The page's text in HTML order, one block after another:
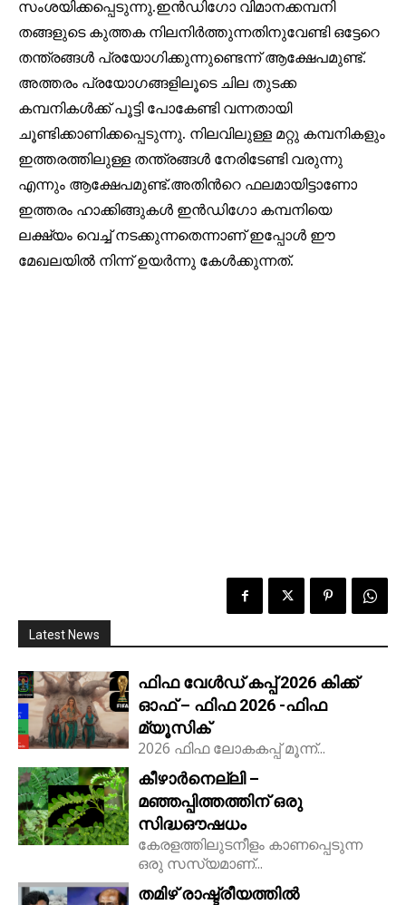
സംശയിക്കപ്പെടുന്നു.ഇൻഡിഗോ വിമാനക്കമ്പനി
തങ്ങളുടെ കുത്തക നിലനിർത്തുന്നതിനുവേണ്ടി ഒട്ടേറെ
തന്ത്രങ്ങൾ പ്രയോഗിക്കുന്നുണ്ടെന്ന് ആക്ഷേപമുണ്ട്.
അത്തരം പ്രയോഗങ്ങളിലൂടെ ചില തുടക്ക
കമ്പനികൾക്ക് പൂട്ടി പോകേണ്ടി വന്നതായി
ചൂണ്ടിക്കാണിക്കപ്പെടുന്നു. നിലവിലുള്ള മറ്റു കമ്പനികളും
ഇത്തരത്തിലുള്ള തന്ത്രങ്ങൾ നേരിടേണ്ടി വരുന്നു
എന്നും ആക്ഷേപമുണ്ട്.അതിൻറെ ഫലമായിട്ടാണോ
ഇത്തരം ഹാക്കിങ്ങുകൾ ഇൻഡിഗോ കമ്പനിയെ
ലക്ഷ്യം വെച്ച് നടക്കുന്നതെന്നാണ് ഇപ്പോൾ ഈ
മേഖലയിൽ നിന്ന് ഉയർന്നു കേൾക്കുന്നത്.
Latest News
ഫിഫ വേൾഡ് കപ്പ് 2026 കിക്ക്‌
ഓഫ് – ഫിഫ 2026 -ഫിഫ
മ്യൂസിക്
2026 ഫിഫ ലോകകപ്പ് മൂന്ന്...
കീഴാർനെല്ലി –
മഞ്ഞപ്പിത്തത്തിന് ഒരു
സിദ്ധഔഷധം
കേരളത്തിലുടനീളം കാണപ്പെടുന്ന
ഒരു സസ്യമാണ്...
തമിഴ് രാഷ്ട്രീയത്തിൽ